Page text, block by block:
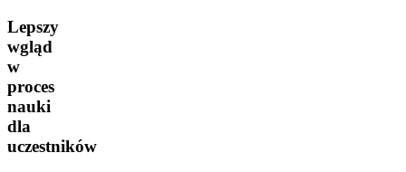
Lepszy
wgląd
w
proces
nauki
dla
uczestników